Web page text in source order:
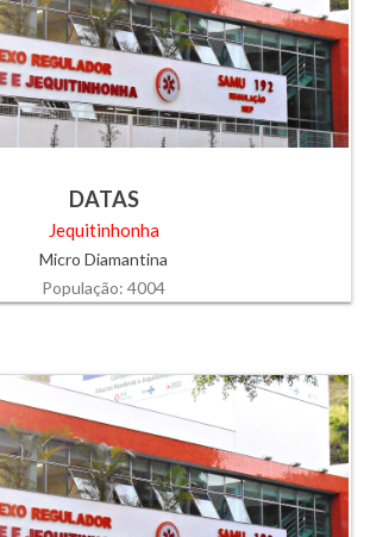
DATAS
Jequitinhonha
Micro Diamantina
População: 4004